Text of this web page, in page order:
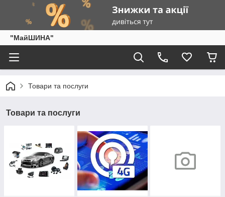
"МайШИНА"
Товари та послуги
Товари та послуги